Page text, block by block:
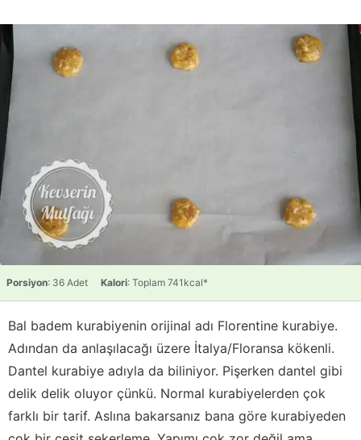
Porsiyon: 36 Adet Kalori: Toplam 741kcal*
Bal badem kurabiyenin orijinal adı Florentine kurabiye.
Adından da anlaşılacağı üzere İtalya/Floransa kökenli.
Dantel kurabiye adıyla da biliniyor. Pişerken dantel gibi
delik delik oluyor çünkü. Normal kurabiyelerden çok
farklı bir tarif. Aslına bakarsanız bana göre kurabiyeden